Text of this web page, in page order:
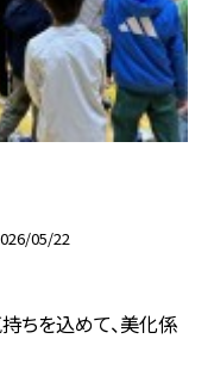
05/22
ちを込めて、美化係